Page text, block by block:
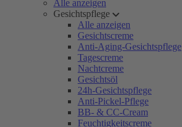
Alle anzeigen
Gesichtspflege
Alle anzeigen
Gesichtscreme
Anti-Aging-Gesichtspflege
Tagescreme
Nachtcreme
Gesichtsöl
24h-Gesichtspflege
Anti-Pickel-Pflege
BB- & CC-Cream
Feuchtigkeitscreme